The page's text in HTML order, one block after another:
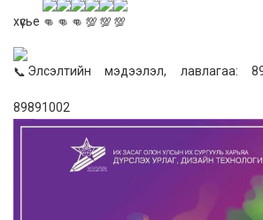
хүсье
Элсэлтийн мэдээлэл, лавлагаа:
89891002